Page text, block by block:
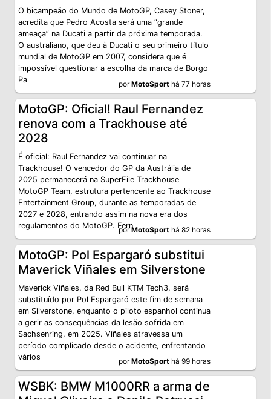
O bicampeão do Mundo de MotoGP, Casey Stoner,
acredita que Pedro Acosta será uma “grande
ameaça” na Ducati a partir da próxima temporada.
O australiano, que deu à Ducati o seu primeiro título
mundial de MotoGP em 2007, considera que é
impossível questionar a escolha da marca de Borgo
Pa
porMotoSport há 77 horas
MotoGP: Oficial! Raul Fernandez
renova com a Trackhouse até
2028
É oficial: Raul Fernandez vai continuar na
Trackhouse! O vencedor do GP da Austrália de
2025 permanecerá na SuperFile Trackhouse
MotoGP Team, estrutura pertencente ao Trackhouse
Entertainment Group, durante as temporadas de
2027 e 2028, entrando assim na nova era dos
regulamentos do MotoGP. Fern
porMotoSport há 82 horas
MotoGP: Pol Espargaró substitui
Maverick Viñales em Silverstone
Maverick Viñales, da Red Bull KTM Tech3, será
substituído por Pol Espargaró este fim de semana
em Silverstone, enquanto o piloto espanhol continua
a gerir as consequências da lesão sofrida em
Sachsenring, em 2025. Viñales atravessa um
período complicado desde o acidente, enfrentando
vários
porMotoSport há 99 horas
WSBK: BMW M1000RR a arma de